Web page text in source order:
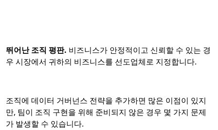
뛰어난 조직 평판. 비즈니스가 안정적이고 신뢰할 수 있는 경
우 시장에서 귀하의 비즈니스를 선도업체로 지정합니다.
조직에 데이터 거버넌스 전략을 추가하면 많은 이점이 있지
만, 팀이 조직 구현을 위해 준비되지 않은 경우 몇 가지 문제
가 발생할 수 있습니다.